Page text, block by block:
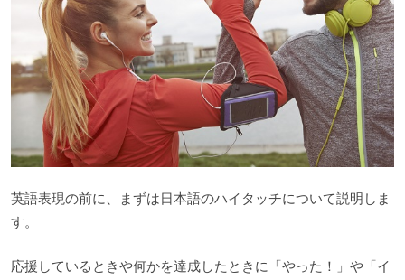
英語表現の前に、まずは日本語のハイタッチについて説明しま
す。
応援しているときや何かを達成したときに「やった！」や「イ